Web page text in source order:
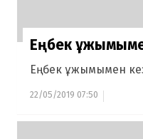
Еңбек
Еңбек ұжымымен
22/05/2019 07:50